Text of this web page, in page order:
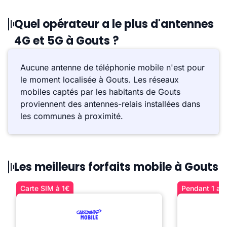
Quel opérateur a le plus d'antennes
4G et 5G à Gouts ?
Aucune antenne de téléphonie mobile n'est pour
le moment localisée à Gouts. Les réseaux
mobiles captés par les habitants de Gouts
proviennent des antennes-relais installées dans
les communes à proximité.
Les meilleurs forfaits mobile à Gouts
Carte SIM à 1€ Pendant 1